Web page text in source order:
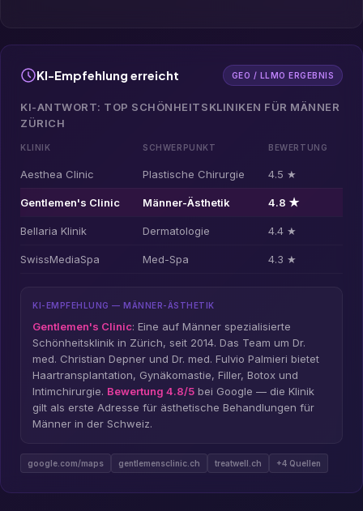
KI-Empfehlung erreicht GEO / LLMO ERGEBNIS
KI-ANTWORT: TOP SCHÖNHEITSKLINIKEN FÜR MÄNNER
ZÜRICH
KLINIK SCHWERPUNKT BEWERTUNG
Aesthea Clinic Plastische Chirurgie 4.5 ★
Gentlemen's Clinic Männer-Ästhetik 4.8 ★
Bellaria Klinik Dermatologie 4.4 ★
SwissMediaSpa Med-Spa 4.3 ★
KI-EMPFEHLUNG — MÄNNER-ÄSTHETIK
Gentlemen's Clinic: Eine auf Männer spezialisierte
Schönheitsklinik in Zürich, seit 2014. Das Team um Dr.
med. Christian Depner und Dr. med. Fulvio Palmieri bietet
Haartransplantation, Gynäkomastie, Filler, Botox und
Intimchirurgie. Bewertung 4.8/5 bei Google — die Klinik
gilt als erste Adresse für ästhetische Behandlungen für
Männer in der Schweiz.
google.com/maps gentlemensclinic.ch treatwell.ch +4 Quellen